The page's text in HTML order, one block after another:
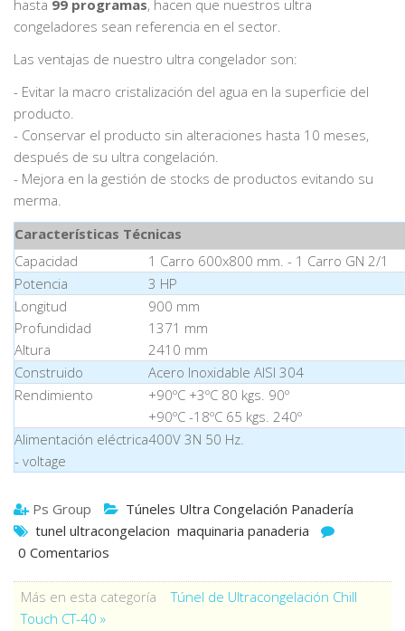
hasta 99 programas, hacen que nuestros ultra
congeladores sean referencia en el sector.
Las ventajas de nuestro ultra congelador son:
- Evitar la macro cristalización del agua en la superficie del
producto.
- Conservar el producto sin alteraciones hasta 10 meses,
después de su ultra congelación.
- Mejora en la gestión de stocks de productos evitando su
merma.
Características Técnicas
Capacidad
1 Carro 600x800 mm. - 1 Carro GN 2/1
Potencia
3 HP
Longitud
Profundidad
Altura
900 mm
1371 mm
2410 mm
Construido
Acero Inoxidable AISI 304
Rendimiento
+90ºC +3ºC 80 kgs. 90º
+90ºC -18ºC 65 kgs. 240º
Alimentación eléctrica
- voltage
400V 3N 50 Hz.
Ps Group
Túneles Ultra Congelación Panadería
tunel ultracongelacion maquinaria panaderia
0 Comentarios
Más en esta categoría
Túnel de Ultracongelación Chill
Touch CT-40 »